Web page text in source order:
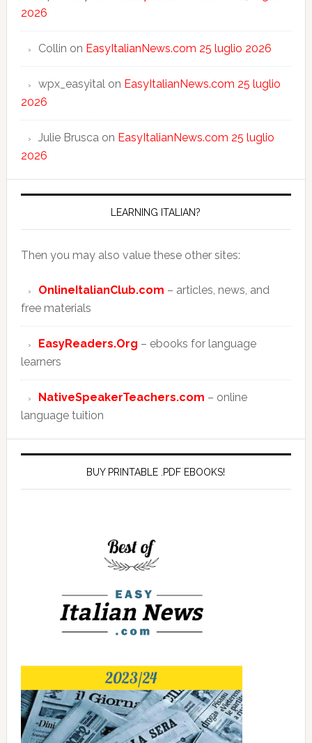
2026
Collin on EasyItalianNews.com 25 luglio 2026
wpx_easyital on EasyItalianNews.com 25 luglio
2026
Julie Brusca on EasyItalianNews.com 25 luglio
2026
LEARNING ITALIAN?
Then you may also value these other sites:
OnlineItalianClub.com – articles, news, and
free materials
EasyReaders.Org – ebooks for language
learners
NativeSpeakerTeachers.com – online
language tuition
BUY PRINTABLE .PDF EBOOKS!